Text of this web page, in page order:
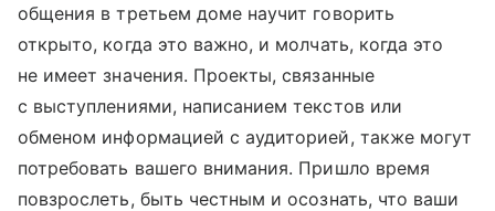
общения в третьем доме научит говорить
открыто, когда это важно, и молчать, когда это
не имеет значения. Проекты, связанные
с выступлениями, написанием текстов или
обменом информацией с аудиторией, также могут
потребовать вашего внимания. Пришло время
повзрослеть, быть честным и осознать, что ваши